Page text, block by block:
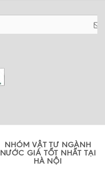
NHÓM VẬT TƯ NGÀNH
NƯỚC GIÁ TỐT NHẤT TẠI
HÀ NỘI